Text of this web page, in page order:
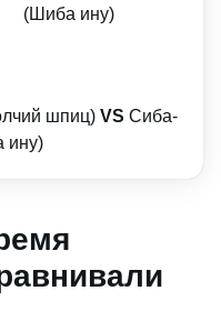
шпиц) VS Сиба-
ину)